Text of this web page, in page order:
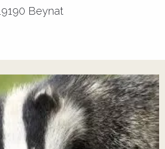
Beynat